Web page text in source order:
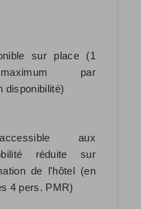
sur place (1
par
disponibilité)
aux
réduite sur
de l'hôtel (en
4 pers. PMR)